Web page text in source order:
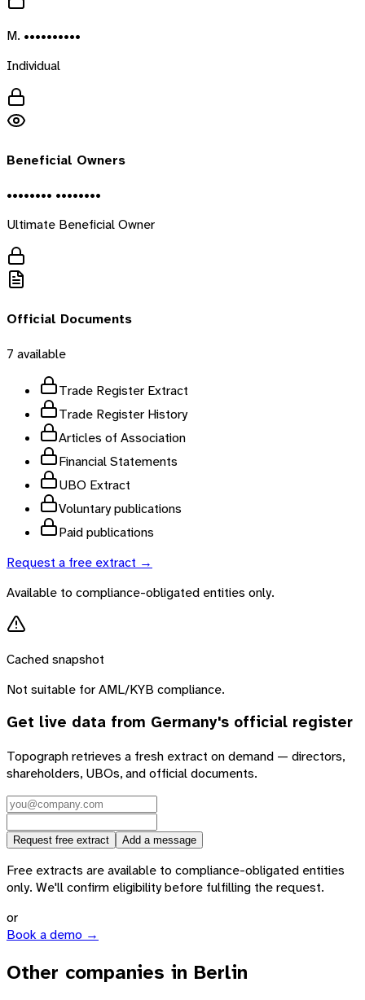
M. ••••••••••
Individual
Beneficial Owners
•••••••• ••••••••
Ultimate Beneficial Owner
Official Documents
7 available
Trade Register Extract
Trade Register History
Articles of Association
Financial Statements
UBO Extract
Voluntary publications
Paid publications
Request a free extract →
Available to compliance-obligated entities only.
Cached snapshot
Not suitable for AML/KYB compliance.
Get live data from Germany's official register
Topograph retrieves a fresh extract on demand — directors,
shareholders, UBOs, and official documents.
Request free extract Add a message
Free extracts are available to compliance-obligated entities
only. We'll confirm eligibility before fulfilling the request.
or
Book a demo →
Other companies in Berlin